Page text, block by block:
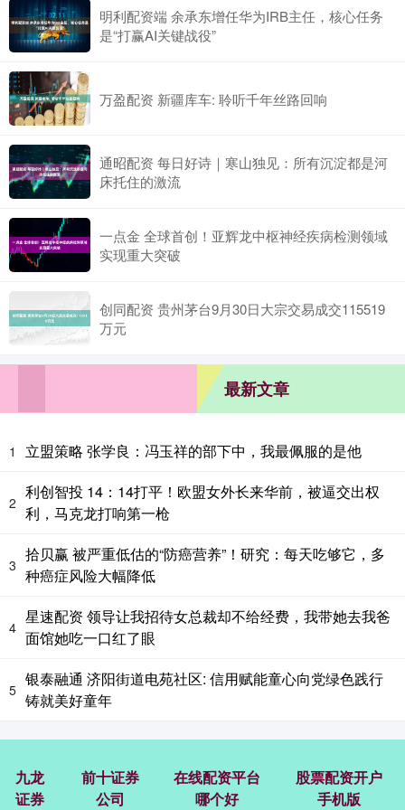
明利配资端 余承东增任华为IRB主任，核心任务
是“打赢AI关键战役”
万盈配资 新疆库车: 聆听千年丝路回响
通昭配资 每日好诗｜寒山独见：所有沉淀都是河
床托住的激流
一点金 全球首创！亚辉龙中枢神经疾病检测领域
实现重大突破
创同配资 贵州茅台9月30日大宗交易成交115519
万元
最新文章
1 立盟策略 张学良：冯玉祥的部下中，我最佩服的是他
2
利创智投 14：14打平！欧盟女外长来华前，被逼交出权
利，马克龙打响第一枪
3
拾贝赢 被严重低估的“防癌营养”！研究：每天吃够它，多
种癌症风险大幅降低
4
星速配资 领导让我招待女总裁却不给经费，我带她去我爸
面馆她吃一口红了眼
5
银泰融通 济阳街道电苑社区: 信用赋能童心向党绿色践行
铸就美好童年
九龙
证券
前十证券
公司
在线配资平台
哪个好
股票配资开户
手机版